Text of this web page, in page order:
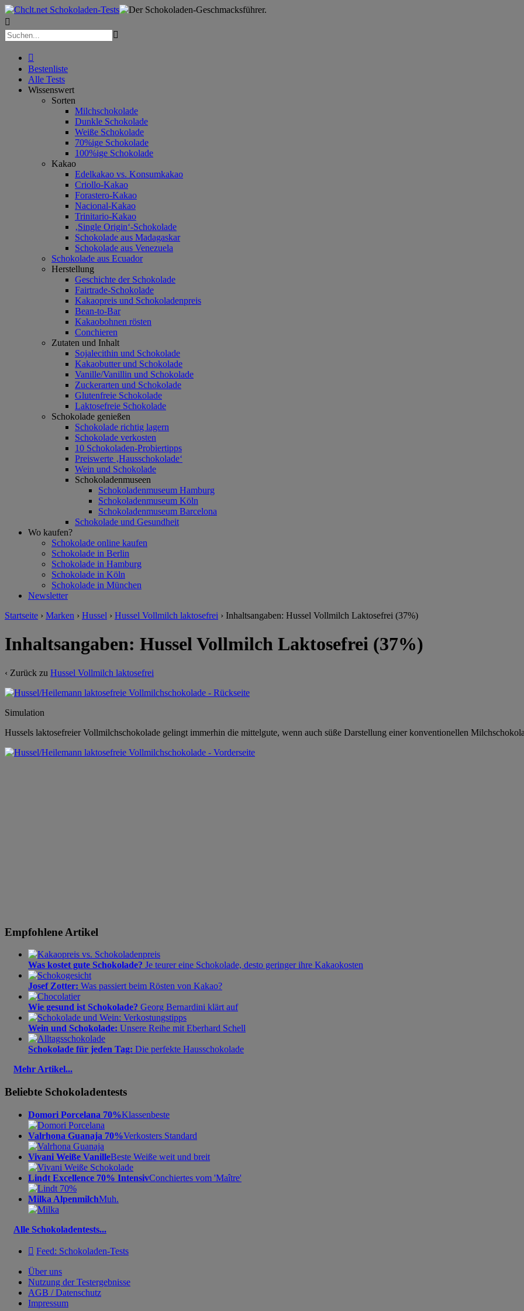



Bestenliste
Alle Tests
Wissenswert
Sorten
Milchschokolade
Dunkle Schokolade
Weiße Schokolade
70%ige Schokolade
100%ige Schokolade
Kakao
Edelkakao vs. Konsumkakao
Criollo-Kakao
Forastero-Kakao
Nacional-Kakao
Trinitario-Kakao
‚Single Origin‘-Schokolade
Schokolade aus Madagaskar
Schokolade aus Venezuela
Schokolade aus Ecuador
Herstellung
Geschichte der Schokolade
Fairtrade-Schokolade
Kakaopreis und Schokoladenpreis
Bean-to-Bar
Kakaobohnen rösten
Conchieren
Zutaten und Inhalt
Sojalecithin und Schokolade
Kakaobutter und Schokolade
Vanille/Vanillin und Schokolade
Zuckerarten und Schokolade
Glutenfreie Schokolade
Laktosefreie Schokolade
Schokolade genießen
Schokolade richtig lagern
Schokolade verkosten
10 Schokoladen-Probiertipps
Preiswerte ‚Hausschokolade‘
Wein und Schokolade
Schokoladenmuseen
Schokoladenmuseum Hamburg
Schokoladenmuseum Köln
Schokoladenmuseum Barcelona
Schokolade und Gesundheit
Wo kaufen?
Schokolade online kaufen
Schokolade in Berlin
Schokolade in Hamburg
Schokolade in Köln
Schokolade in München
Newsletter
Startseite › Marken › Hussel › Hussel Vollmilch laktosefrei › Inhaltsangaben: Hussel Vollmilch Laktosefrei (37%)
Inhaltsangaben: Hussel Vollmilch Laktosefrei (37%)
‹ Zurück zu Hussel Vollmilch laktosefrei
Simulation
Hussels laktosefreier Vollmilchschokolade gelingt immerhin die mittelgute, wenn auch süße Darstellung einer konventionellen
Empfohlene Artikel
Was kostet gute Schokolade? Je teurer eine Schokolade, desto geringer ihre Kakaokosten
Josef Zotter: Was passiert beim Rösten von Kakao?
Wie gesund ist Schokolade? Georg Bernardini klärt auf
Wein und Schokolade: Unsere Reihe mit Eberhard Schell
Schokolade für jeden Tag: Die perfekte Hausschokolade
Mehr Artikel...
Beliebte Schokoladentests
Domori Porcelana 70%Klassenbeste
Valrhona Guanaja 70%Verkosters Standard
Vivani Weiße VanilleBeste Weiße weit und breit
Lindt Excellence 70% IntensivConchiertes vom 'Maître'
Milka AlpenmilchMuh.
Alle Schokoladentests...
 Feed: Schokoladen-Tests
Über uns
Nutzung der Testergebnisse
AGB / Datenschutz
Impressum